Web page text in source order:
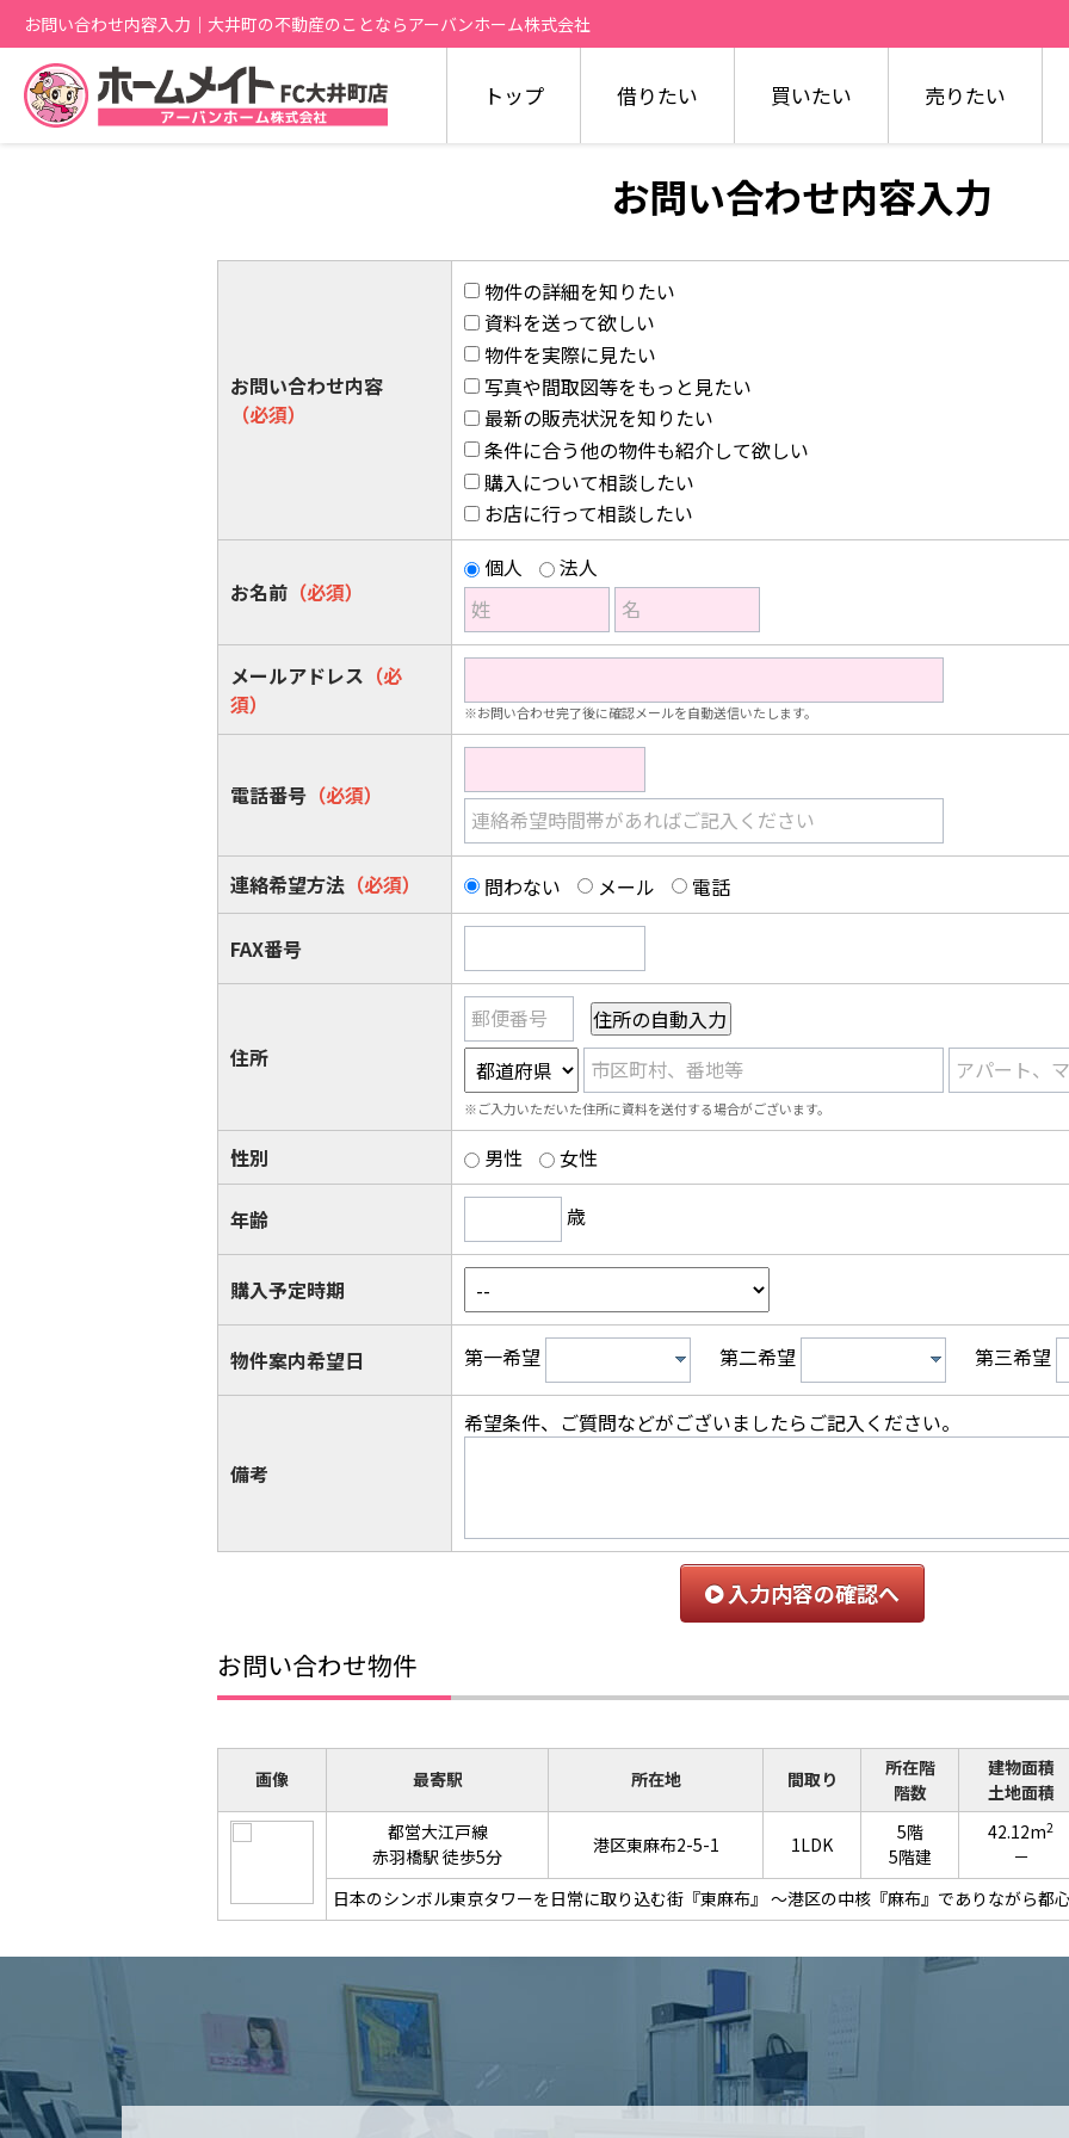
お問い合わせ内容入力｜大井町の不動産のことならアーバンホーム株式会社
トップ 借りたい 買いたい 売りたい
お問い合わせ内容入力
お問い合わせ内容
（必須）
物件の詳細を知りたい
資料を送って欲しい
物件を実際に見たい
写真や間取図等をもっと見たい
最新の販売状況を知りたい
条件に合う他の物件も紹介して欲しい
購入について相談したい
お店に行って相談したい
お名前 （必須）
個人
法人
姓
名
メールアドレス （必
須）
※お問い合わせ完了後に確認メールを自動送信いたします。
電話番号 （必須）
連絡希望時間帯があればご記入ください
連絡希望方法 （必須） 問わない メール 電話
FAX番号
住所
郵便番号
市区町村、番地等
アパート、
※ご入力いただいた住所に資料を送付する場合がございます。
性別 男性 女性
年齢 歳
購入予定時期
物件案内希望日 第一希望 第二希望 第三希望
備考
希望条件、ご質問などがございましたらご記入ください。
入力内容の確認へ
お問い合わせ物件
画像 最寄駅 所在地 間取り
所在階
階数
建物面積
土地面積
都営大江戸線
赤羽橋駅 徒歩5分
港区東麻布2-5-1 1LDK
5階
5階建
42.12m2
－
日本のシンボル東京タワーを日常に取り込む街『東麻布』 ～港区の中核『麻布』でありながら都